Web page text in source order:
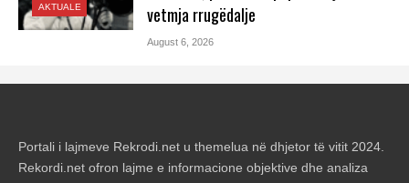
AKTUALE
vetmja rrugëdalje
August 6, 2026
Portali i lajmeve Rekrodi.net u themelua në dhjetor të vitit 2024.
Rekordi.net ofron lajme e informacione objektive dhe analiza